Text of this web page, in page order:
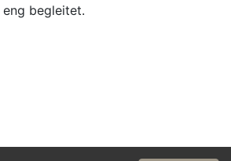
begleitet.